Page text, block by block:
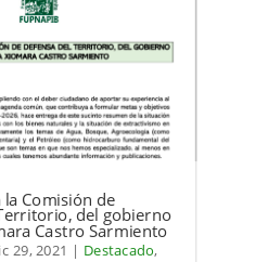
Comisión de
del gobierno
Castro Sarmiento
29, 2021 | Destacado,